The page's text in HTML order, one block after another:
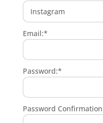
Email:*
Password:*
Password